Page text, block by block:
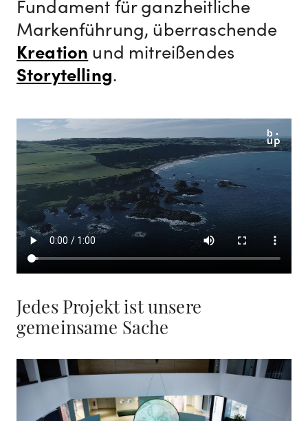
Fundament für ganzheitliche
Markenführung, überraschende
Kreation und mitreißendes
Storytelling.
Jedes Projekt istunsere
gemeinsame Sache